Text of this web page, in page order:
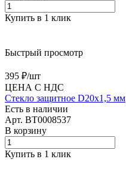
Купить в 1 клик
Быстрый просмотр
395 ₽/шт
ЦЕНА С НДС
Стекло защитное D20х1,5 мм
Есть в наличии
Арт. BT0008537
В корзину
Купить в 1 клик